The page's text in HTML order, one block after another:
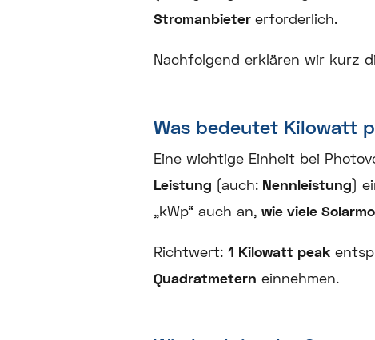
Stromanbieter erforderlich.
Nachfolgend erklären wir kurz
Was bedeutet Kilowatt
Eine wichtige Einheit bei
Leistung (auch: Nennleistung)
„kWp“ auch an, wie viele
Richtwert: 1 Kilowatt peak
Quadratmetern einnehmen.